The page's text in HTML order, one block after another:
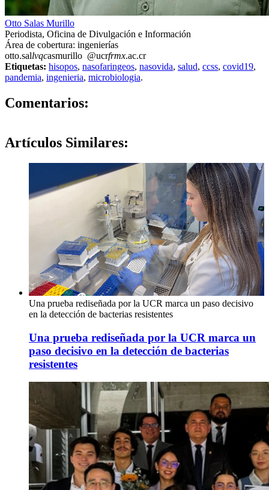
Otto Salas Murillo
Periodista, Oficina de Divulgación e Información
Área de cobertura: ingenierías
otto.sallvqcasmurillo @ucrfrmx.ac.cr
Etiquetas: hisopos, nasofaringeos, nasovida, salud, ccss, covid19,
pandemia, ingenieria, microbiologia.
Comentarios:
Artículos Similares:
Una prueba rediseñada por la UCR marca un paso decisivo
en la detección de bacterias resistentes
Una prueba rediseñada por la UCR marca un
paso decisivo en la detección de bacterias
resistentes